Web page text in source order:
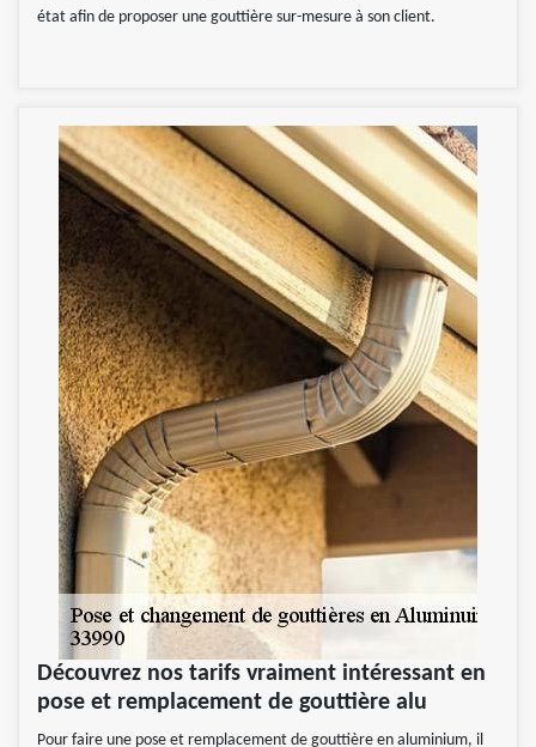
état afin de proposer une gouttière sur-mesure à son client.
Découvrez nos tarifs vraiment intéressant en
pose et remplacement de gouttière alu
Pour faire une pose et remplacement de gouttière en aluminium, il